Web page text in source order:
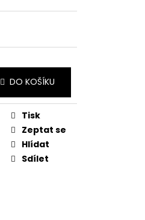
DO KOŠÍKU
Tisk
Zeptat se
Hlídat
Sdílet